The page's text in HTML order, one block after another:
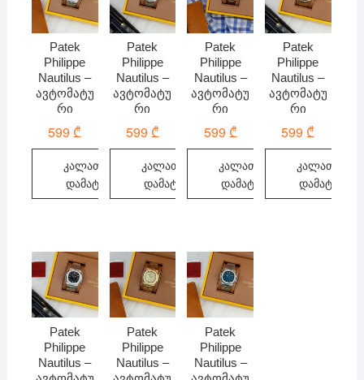
Patek
Philippe
Nautilus –
ავტომატუ
რი
599 ₾
კალათაში
დამატება
Patek
Philippe
Nautilus –
ავტომატუ
რი
599 ₾
კალათაში
დამატება
Patek
Philippe
Nautilus –
ავტომატუ
რი
599 ₾
კალათაში
დამატება
Patek
Philippe
Nautilus –
ავტომატუ
რი
599 ₾
კალათაში
დამატება
Patek
Philippe
Nautilus –
Patek
Philippe
Nautilus –
Patek
Philippe
Nautilus –